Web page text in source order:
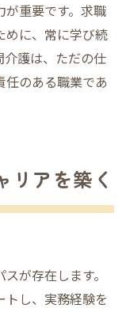
重要です。求職
めに、常に学び続
護は、ただの仕
のある職業であ
リアを築く
が存在します。
し、実務経験を